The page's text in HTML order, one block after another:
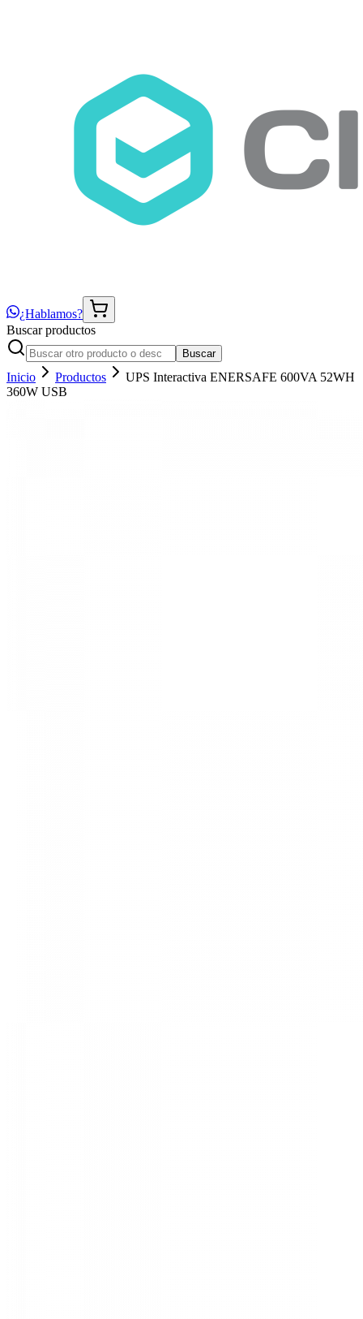
¿Hablamos?
Buscar productos
Buscar
Inicio Productos
UPS Interactiva ENERSAFE 600VA 52WH
360W USB